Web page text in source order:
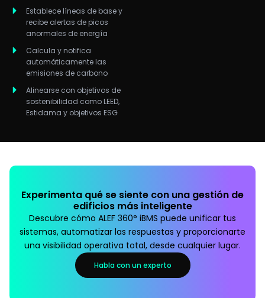
Establece líneas de base y
recibe alertas de picos
anormales de energía
Calcula y notifica
automáticamente las
emisiones de carbono
Alinearse con objetivos de
sostenibilidad como LEED,
Estidama y objetivos ESG
Experimenta qué se siente con una gestión de
edificios más inteligente
Descubre cómo ALEF 360° iBMS puede unificar tus
sistemas, automatizar las respuestas y proporcionarte
una visibilidad operativa total, desde cualquier lugar.
Habla con un experto